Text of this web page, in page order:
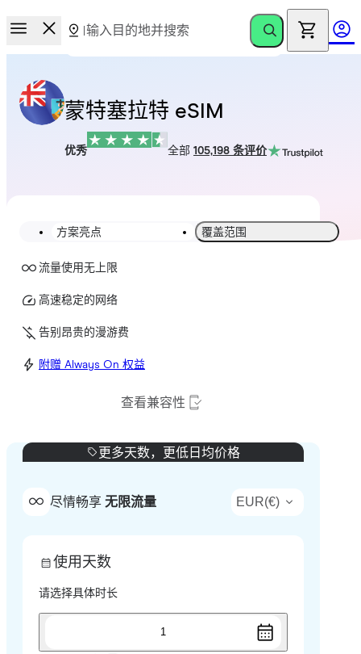
蒙特塞拉特 eSIM
优秀 全部 105,198 条评价
方案亮点 覆盖范围
流量使用无上限
高速稳定的网络
告别昂贵的漫游费
附赠 Always On 权益
查看兼容性
更多天数，更低日均价格
尽情畅享 无限流量 EUR(€)
使用天数
请选择具体时长
1